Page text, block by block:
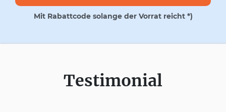
Mit Rabattcode solange der Vorrat reicht *)
Testimonial